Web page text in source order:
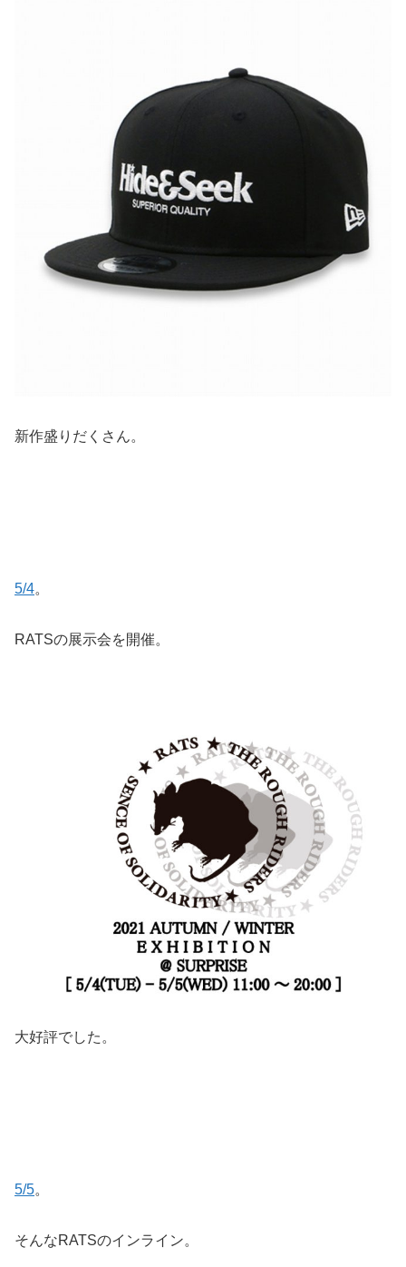
新作盛りだくさん。
5/4。
RATSの展示会を開催。
大好評でした。
5/5。
そんなRATSのインライン。